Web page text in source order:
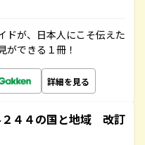
ドが、日本人にこそ伝えた
ができる１冊！
詳細を見る
４４の国と地域 改訂